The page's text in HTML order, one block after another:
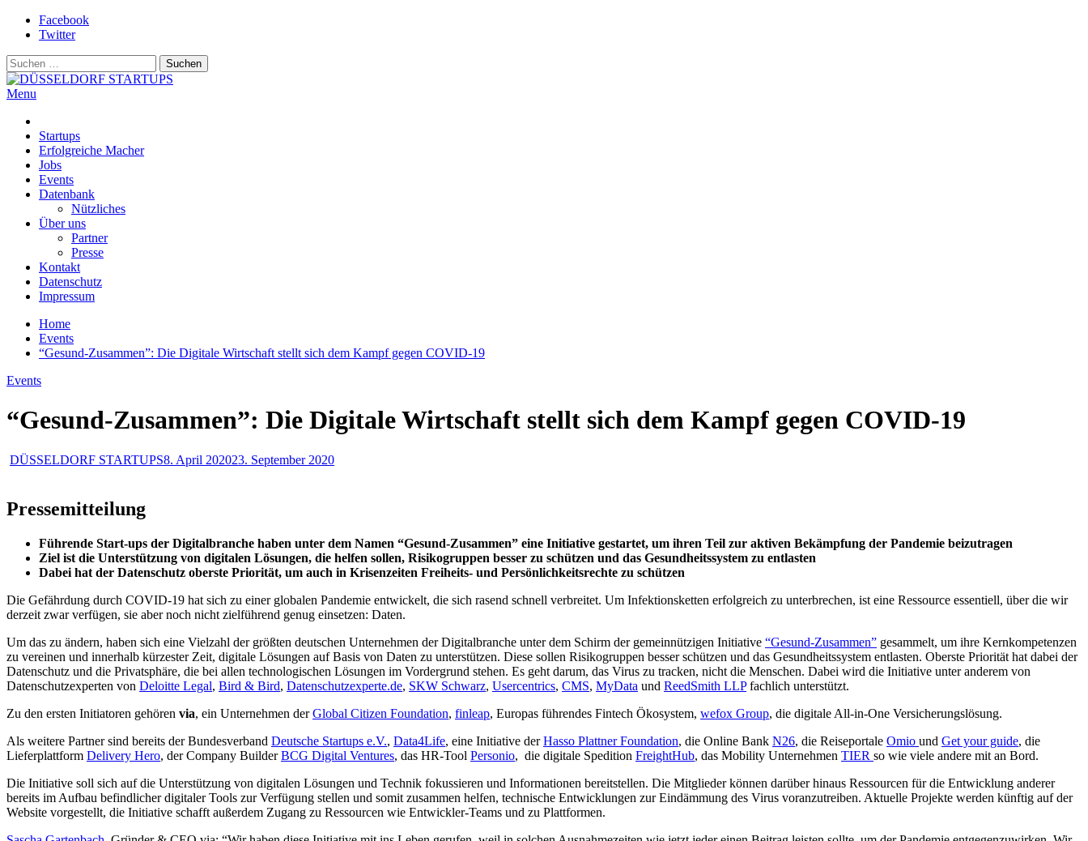
Skip
Facebook
Twitter
Suchen
nach:
Menu
Startups
Erfolgreiche Macher
Jobs
Events
Datenbank
Nützliches
Über uns
Partner
Presse
Kontakt
Datenschutz
Impressum
Home
Events
“Gesund-Zusammen”: Die Digitale Wirtschaft stellt sich dem Kampf gegen COVID-19
Events
“Gesund-Zusammen”: Die Digitale Wirtschaft stellt sich dem Kampf gegen COVID-19
DÜSSELDORF STARTUPS8. April 202023. September 2020
Pressemitteilung
Führende Start-ups der Digitalbranche haben unter dem Namen “Gesund-Zusammen” eine Initiative gestartet, um ihren Teil zur aktiven Bekämpfung der Pandemie beizutragen
Ziel ist die Unterstützung von digitalen Lösungen, die helfen sollen, Risikogruppen besser zu schützen und das Gesundheitssystem zu entlasten
Dabei hat der Datenschutz oberste Priorität, um auch in Krisenzeiten Freiheits- und Persönlichkeitsrechte zu schützen
Die Gefährdung durch COVID-19 hat sich zu einer globalen Pandemie entwickelt, die sich rasend schnell verbreitet. Um Infektionsketten erfolgreich zu unterbrechen, ist eine Ressource essentiell, über die wir
derzeit zwar verfügen, sie aber noch nicht zielführend genug einsetzen: Daten.
Um das zu ändern, haben sich eine Vielzahl der größten deutschen Unternehmen der Digitalbranche unter dem Schirm der gemeinnützigen Initiative “Gesund-Zusammen” gesammelt, um ihre Kernkompetenzen
zu vereinen und innerhalb kürzester Zeit, digitale Lösungen auf Basis von Daten zu unterstützen. Diese sollen Risikogruppen besser schützen und das Gesundheitssystem entlasten. Oberste Priorität hat dabei der
Datenschutz und die Privatsphäre, die bei allen technologischen Lösungen im Vordergrund stehen. Es geht darum, das Virus zu tracken, nicht die Menschen. Dabei wird die Initiative unter anderem von
Datenschutzexperten von Deloitte Legal, Bird & Bird, Datenschutzexperte.de, SKW Schwarz, Usercentrics, CMS, MyData und ReedSmith LLPfachlich unterstützt.
Zu den ersten Initiatoren gehören via, ein Unternehmen derGlobal Citizen Foundation, finleap, Europas führendes Fintech Ökosystem, wefox Group, die digitale All-in-One Versicherungslösung.
Als weitere Partner sind bereits der Bundesverband Deutsche Startups e.V., Data4Life, eine Initiative derHasso Plattner Foundation, die Online Bank N26, die Reiseportale Omio und Get your guide, die
Lieferplattform Delivery Hero, der Company BuilderBCG Digital Ventures, das HR-Tool Personio, die digitale Spedition FreightHub, das Mobility Unternehmen TIER so wie viele andere mit an Bord.
Die Initiative soll sich auf die Unterstützung von digitalen Lösungen und Technik fokussieren und Informationen bereitstellen. Die Mitglieder können darüber hinaus Ressourcen für die Entwicklung anderer
bereits im Aufbau befindlicher digitaler Tools zur Verfügung stellen und somit zusammen helfen, technische Entwicklungen zur Eindämmung des Virus voranzutreiben. Aktuelle Projekte werden künftig auf der
Website vorgestellt, die Initiative schafft außerdem Zugang zu Ressourcen wie Entwickler-Teams und zu Plattformen.